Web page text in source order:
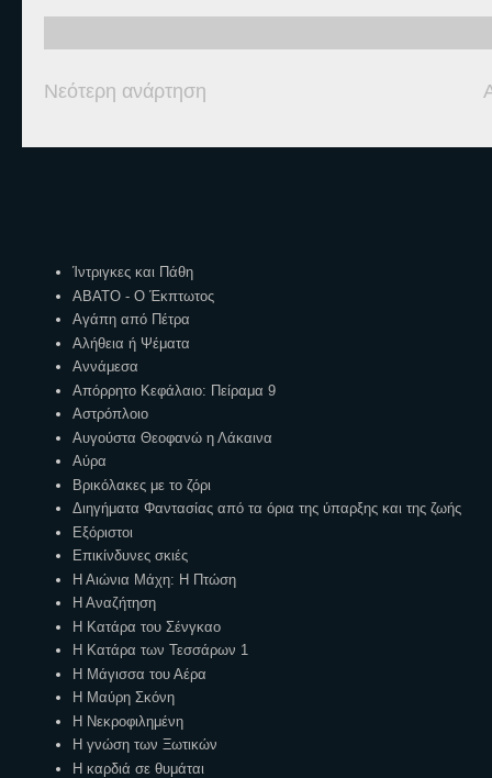
Νεότερη ανάρτηση
Ίντριγκες και Πάθη
ΑΒΑΤΟ - Ο Έκπτωτος
Αγάπη από Πέτρα
Αλήθεια ή Ψέματα
Αννάμεσα
Απόρρητο Κεφάλαιο: Πείραμα 9
Αστρόπλοιο
Αυγούστα Θεοφανώ η Λάκαινα
Αύρα
Βρικόλακες με το ζόρι
Διηγήματα Φαντασίας από τα όρια της ύπαρξης και της ζωής
Εξόριστοι
Επικίνδυνες σκιές
Η Αιώνια Μάχη: Η Πτώση
Η Αναζήτηση
Η Κατάρα του Σένγκαο
Η Κατάρα των Τεσσάρων 1
Η Μάγισσα του Αέρα
Η Μαύρη Σκόνη
Η Νεκροφιλημένη
Η γνώση των Ξωτικών
Η καρδιά σε θυμάται